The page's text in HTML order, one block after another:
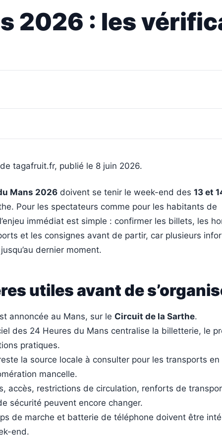
2026 : les
tagafruit.fr, publié le 8 juin 2026.
Mans 2026 doivent se tenir le week-end des 13 et
Pour les spectateurs comme pour les habitants de
immédiat est simple : confirmer les billets, les
et les consignes avant de partir, car plusieurs
dernier moment.
utiles avant de
annoncée au Mans, sur le Circuit de la Sarthe.
des 24 Heures du Mans centralise la billetterie, le
pratiques.
la source locale à consulter pour les transports en
mancelle.
accès, restrictions de circulation, renforts de
sécurité peuvent encore changer.
de marche et batterie de téléphone doivent être
end.